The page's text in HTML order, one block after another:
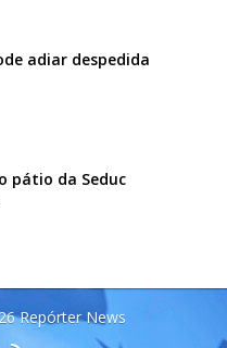
adiar despedida
pátio da Seduc
Repórter News